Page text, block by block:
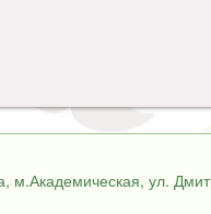
ул.